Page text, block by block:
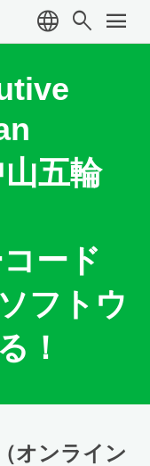
language search menu
五輪
ード
フトウ
！
オンライン